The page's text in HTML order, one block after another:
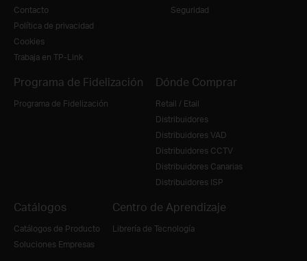
Contacto
Política de privacidad
Cookies
Trabaja en TP-Link
Seguridad
Programa de Fidelización
Programa de Fidelización
Dónde Comprar
Retail / Etail
Distribuidores
Distribuidores VAD
Distribuidores CCTV
Distribuidores Canarias
Distribuidores ISP
Catálogos
Catálogos de Producto
Soluciones Empresas
Centro de Aprendizaje
Librería de Tecnología